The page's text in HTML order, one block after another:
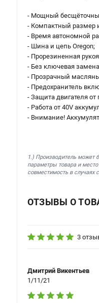
- Мощный
- Компактный размер
- Время автономной
- Шина и цепь Oregon;
- Прорезиненная
- Без ключевая
- Прозрачный
- Предохранитель
- Защита двигателя от
- Работа от 40V
- Внимание!
1.) Производитель может
параметры товара и
совместимость в случаях
ОТЗЫВЫ О
3
Дмитрий Викентьев
1/11/21